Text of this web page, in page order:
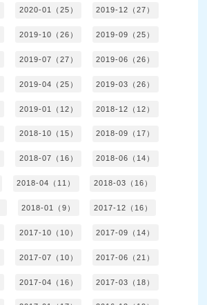
2020-01（25） 2019-12（27）
2019-10（26） 2019-09（25）
2019-07（27） 2019-06（26）
2019-04（25） 2019-03（26）
2019-01（12） 2018-12（12）
2018-10（15） 2018-09（17）
2018-07（16） 2018-06（14）
2018-04（11） 2018-03（16）
2018-01（9） 2017-12（16）
2017-10（10） 2017-09（14）
2017-07（10） 2017-06（21）
2017-04（16） 2017-03（18）